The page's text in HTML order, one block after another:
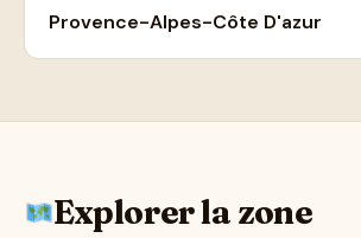
Provence-Alpes-Côte D'azur
Explorer la zone